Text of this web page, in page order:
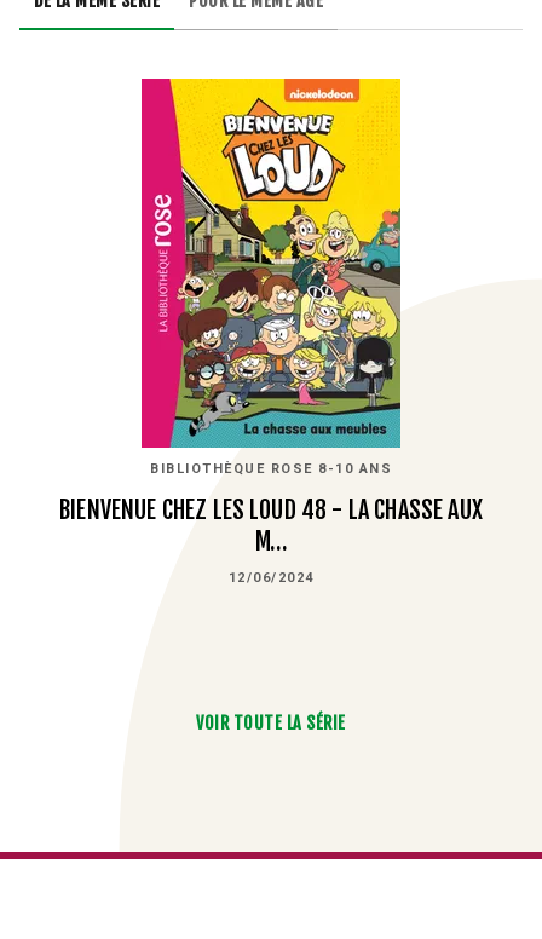
BIBLIOTHÈQUE ROSE 8-10 ANS
BIENVENUE CHEZ LES LOUD 48 - LA CHASSE AUX
M…
12/06/2024
VOIR TOUTE LA SÉRIE